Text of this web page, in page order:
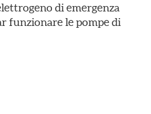
di emergenza
funzionare le pompe di